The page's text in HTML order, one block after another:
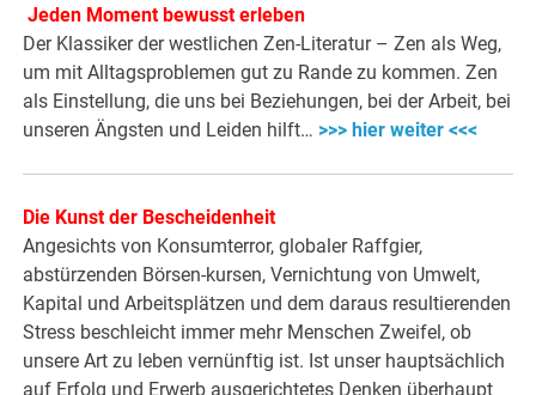
Jeden Moment bewusst erleben
Der Klassiker der westlichen Zen-Literatur – Zen als Weg,
um mit Alltagsproblemen gut zu Rande zu kommen. Zen
als Einstellung, die uns bei Beziehungen, bei der Arbeit, bei
unseren Ängsten und Leiden hilft… >>> hier weiter <<<
Die Kunst der Bescheidenheit
Angesichts von Konsumterror, globaler Raffgier,
abstürzenden Börsen-kursen, Vernichtung von Umwelt,
Kapital und Arbeitsplätzen und dem daraus resultierenden
Stress beschleicht immer mehr Menschen Zweifel, ob
unsere Art zu leben vernünftig ist. Ist unser hauptsächlich
auf Erfolg und Erwerb ausgerichtetes Denken überhaupt